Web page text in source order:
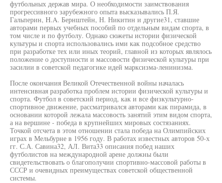
футбольных держав мира. О необходимости заимствования
прогрессивного зарубежного опыта высказывались П.Я.
Гальперин, H.A. Бернштейн, Н. Никитин и другие31, ставшие
авторами первых учебных пособий по отдельным видам спорта, в
том числе и по футболу. Однако сюжеты истории физической
культуры и спорта использовались ими как подсобное средство
при разработке тех или иных теорий, главной из которых являлось
положение о доступности и массовости физической культуры при
засилии в советской педагогике идей марксизма-ленинизма.
После окончания Великой Отечественной войны началась
интенсивная разработка проблем истории физической культуры и
спорта. Футбол в советский период, как и все физкультурно-
спортивное движение, рассматривался авторами как пирамида, в
основании которой лежала массовость занятий этим видом спорта,
а на вершине - победа в крупнейших мировых состязаниях.
Точкой отсчета в этом отношении стала победа на Олимпийских
играх в Мельбурне в 1956 году. В работах известных авторов 50-х
гг. С.А. Савина32, АЛ. Вита33 описания побед наших
футболистов на международной арене должны были
свидетельствовать о благополучии спортивно-массовой работы в
СССР и очевидных преимуществах советской общественной
системы.